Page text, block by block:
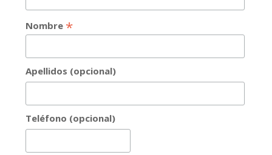
Nombre *
Apellidos (opcional)
Teléfono (opcional)